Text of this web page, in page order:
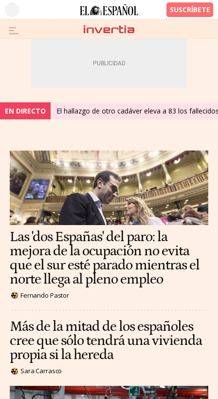
EN DIRECTO El hallazgo de otro cadáver eleva a 83 los
Las 'dos Españas' del paro: la
mejora de la ocupación no evita
que el sur esté parado mientras el
norte llega al pleno empleo
Fernando Pastor
Más de la mitad de los españoles
cree que sólo tendrá una vivienda
propia si la hereda
Sara Carrasco